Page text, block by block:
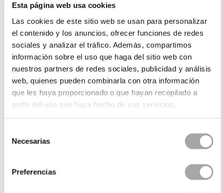
Esta página web usa cookies
Las cookies de este sitio web se usan para personalizar
el contenido y los anuncios, ofrecer funciones de redes
sociales y analizar el tráfico. Además, compartimos
información sobre el uso que haga del sitio web con
nuestros partners de redes sociales, publicidad y análisis
web, quienes pueden combinarla con otra información
que les haya proporcionado o que hayan recopilado a
partir del uso que haya hecho de sus servicios.
Necesarias
Preferencias